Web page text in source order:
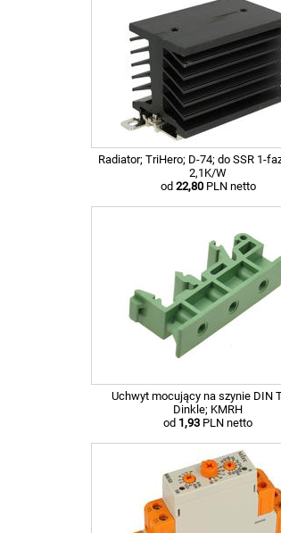
Radiator; TriHero; D-74; do SSR 1-
2,1K/W
od 22,80PLN netto
Uchwyt mocujący na szynie DIN
Dinkle; KMRH
od 1,93 PLN netto